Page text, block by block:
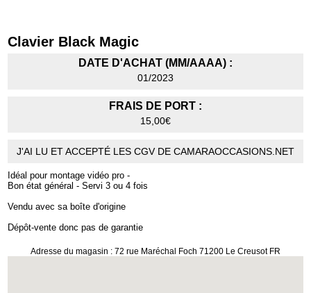
Clavier Black Magic
DATE D'ACHAT (MM/AAAA) :
01/2023
FRAIS DE PORT :
15,00€
J'AI LU ET ACCEPTÉ LES CGV DE CAMARAOCCASIONS.NET
Idéal pour montage vidéo pro -
Bon état général - Servi 3 ou 4 fois
Vendu avec sa boîte d'origine
Dépôt-vente donc pas de garantie
Adresse du magasin : 72 rue Maréchal Foch 71200 Le Creusot FR